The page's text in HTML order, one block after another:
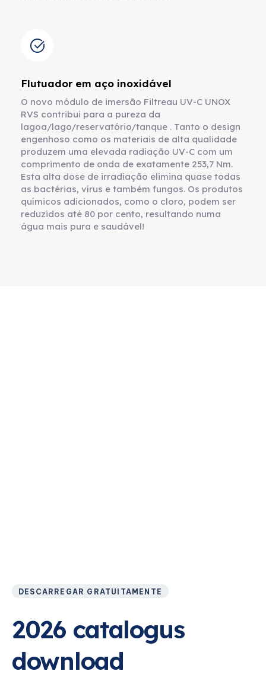
Flutuador em aço inoxidável
O novo módulo de imersão Filtreau UV-C UNOX
RVS contribui para a pureza da
lagoa/lago/reservatório/tanque . Tanto o design
engenhoso como os materiais de alta qualidade
produzem uma elevada radiação UV-C com um
comprimento de onda de exatamente 253,7 Nm.
Esta alta dose de irradiação elimina quase todas
as bactérias, vírus e também fungos. Os produtos
químicos adicionados, como o cloro, podem ser
reduzidos até 80 por cento, resultando numa
água mais pura e saudável!
DESCARREGAR GRATUITAMENTE
2026 catalogus
download